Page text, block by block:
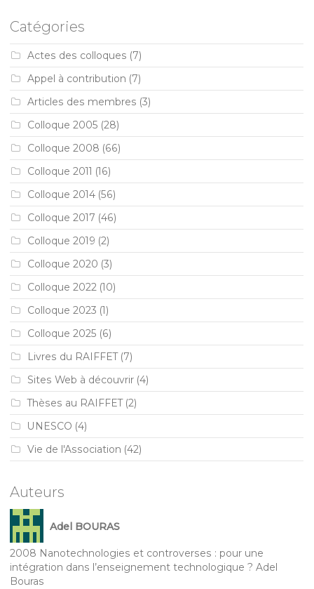
Catégories
Actes des colloques (7)
Appel à contribution (7)
Articles des membres (3)
Colloque 2005 (28)
Colloque 2008 (66)
Colloque 2011 (16)
Colloque 2014 (56)
Colloque 2017 (46)
Colloque 2019 (2)
Colloque 2020 (3)
Colloque 2022 (10)
Colloque 2023 (1)
Colloque 2025 (6)
Livres du RAIFFET(7)
Sites Web à découvrir (4)
Thèses au RAIFFET(2)
UNESCO (4)
Vie de l'Association (42)
Auteurs
Adel BOURAS
2008 Nanotechnologies et controverses : pour une
intégration dans l’enseignement technologique ? Adel
Bouras